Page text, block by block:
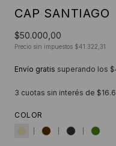
CAP SANTIAGO
$50.000,00
Precio sin impuestos $41.322,31
Envío gratis superando los
3 cuotas sin interés de
COLOR